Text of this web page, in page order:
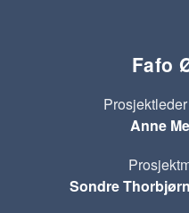
Fafo
Anne
Sondre